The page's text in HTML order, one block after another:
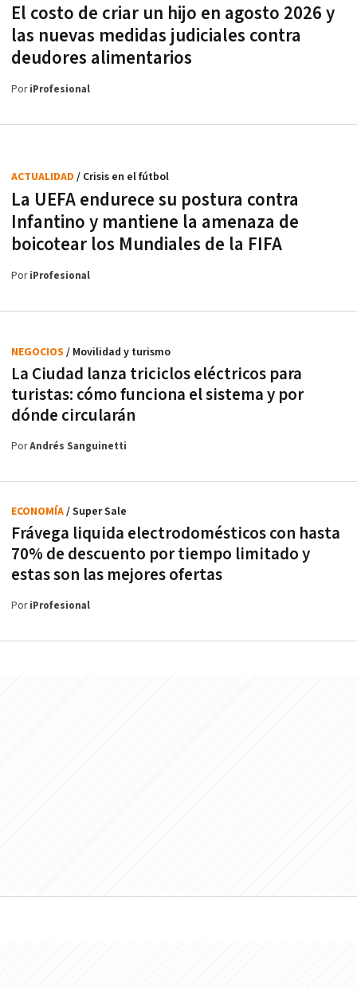
El costo de criar un hijo en agosto 2026 y
las nuevas medidas judiciales contra
deudores alimentarios
PoriProfesional
La UEFA endurece su postura contra
Infantino y mantiene la amenaza de
boicotear los Mundiales de la FIFA
ACTUALIDAD / Crisis en el fútbol
PoriProfesional
La Ciudad lanza triciclos eléctricos para
turistas: cómo funciona el sistema y por
dónde circularán
NEGOCIOS / Movilidad y turismo
PorAndrés Sanguinetti
Frávega liquida electrodomésticos con hasta
70% de descuento por tiempo limitado y
estas son las mejores ofertas
ECONOMÍA/ Super Sale
PoriProfesional